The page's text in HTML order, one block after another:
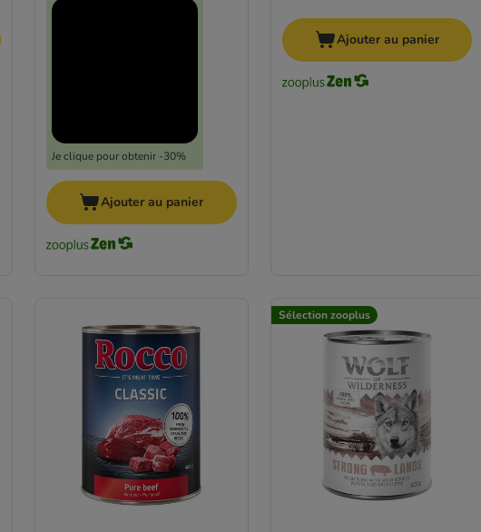
Je clique pour obtenir -30%
Ajouter au panier
Ajouter au panier
Sélection zooplus